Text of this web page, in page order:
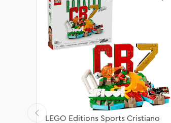
LEGO Editions Sports Cristiano